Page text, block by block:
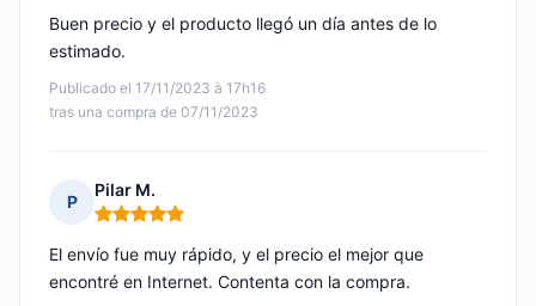
Publicado el 17/11/2023 à 17h16
tras una compra de 07/11/2023
Buen precio y el producto llegó un día antes de lo
estimado.
P
Pilar M.
Nota: 5 de 5
El envío fue muy rápido, y el precio el mejor que
encontré en Internet. Contenta con la compra.